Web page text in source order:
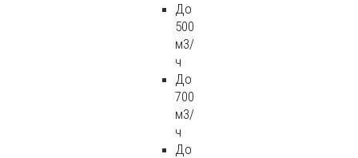
До
500
м3/
ч
До
700
м3/
ч
До